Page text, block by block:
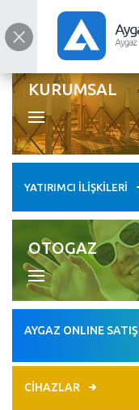
KURUMSAL
YATIRIMCI İLİŞKİLERİ
OTOGAZ
AYGAZ ONLINE SATIŞ
CİHAZLAR